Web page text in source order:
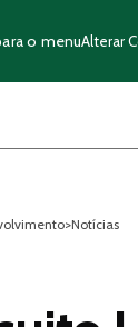
o menuAlterar
>Notícias